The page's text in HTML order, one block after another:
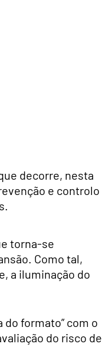
decorre, nesta
e controlo
torna-se
Como tal,
a iluminação do
do formato” com o
do risco de